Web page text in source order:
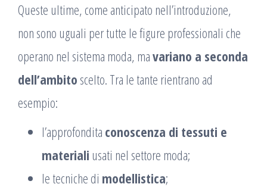
Queste ultime, come anticipato nell’introduzione,
non sono uguali per tutte le figure professionali che
operano nel sistema moda, mavariano a seconda
dell’ambito scelto. Tra le tante rientrano ad
esempio:
l’approfondita conoscenza di tessuti e
materiali usati nel settore moda;
le tecniche di modellistica;